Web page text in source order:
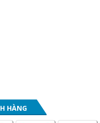
HÀNG